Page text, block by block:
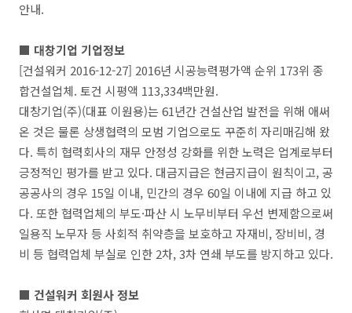
안내.
■ 대창기업 기업정보
[건설워커 2016-12-27] 2016년 시공능력평가액 순위 173위 종
합건설업체. 토건 시평액 113,334백만원.
대창기업(주)(대표 이원용)는 61년간 건설산업 발전을 위해 애써
온 것은 물론 상생협력의 모범 기업으로도 꾸준히 자리매김해 왔
다. 특히 협력회사의 재무 안정성 강화를 위한 노력은 업계로부터
긍정적인 평가를 받고 있다. 대금지급은 현금지급이 원칙이고, 공
공공사의 경우 15일 이내, 민간의 경우 60일 이내에 지급 하고 있
다. 또한 협력업체의 부도·파산 시 노무비부터 우선 변제함으로써
일용직 노무자 등 사회적 취약층을 보호하고 자재비, 장비비, 경
비 등 협력업체 부실로 인한 2차, 3차 연쇄 부도를 방지하고 있다.
■ 건설워커 회원사 정보